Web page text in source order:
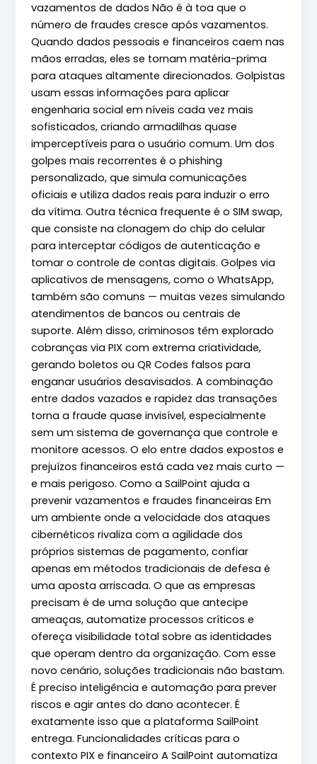
vazamentos de dados Não é à toa que o
número de fraudes cresce após vazamentos.
Quando dados pessoais e financeiros caem nas
mãos erradas, eles se tornam matéria-prima
para ataques altamente direcionados. Golpistas
usam essas informações para aplicar
engenharia social em níveis cada vez mais
sofisticados, criando armadilhas quase
imperceptíveis para o usuário comum. Um dos
golpes mais recorrentes é o phishing
personalizado, que simula comunicações
oficiais e utiliza dados reais para induzir o erro
da vítima. Outra técnica frequente é o SIM swap,
que consiste na clonagem do chip do celular
para interceptar códigos de autenticação e
tomar o controle de contas digitais. Golpes via
aplicativos de mensagens, como o WhatsApp,
também são comuns — muitas vezes simulando
atendimentos de bancos ou centrais de
suporte. Além disso, criminosos têm explorado
cobranças via PIX com extrema criatividade,
gerando boletos ou QR Codes falsos para
enganar usuários desavisados. A combinação
entre dados vazados e rapidez das transações
torna a fraude quase invisível, especialmente
sem um sistema de governança que controle e
monitore acessos. O elo entre dados expostos e
prejuízos financeiros está cada vez mais curto —
e mais perigoso. Como a SailPoint ajuda a
prevenir vazamentos e fraudes financeiras Em
um ambiente onde a velocidade dos ataques
cibernéticos rivaliza com a agilidade dos
próprios sistemas de pagamento, confiar
apenas em métodos tradicionais de defesa é
uma aposta arriscada. O que as empresas
precisam é de uma solução que antecipe
ameaças, automatize processos críticos e
ofereça visibilidade total sobre as identidades
que operam dentro da organização. Com esse
novo cenário, soluções tradicionais não bastam.
É preciso inteligência e automação para prever
riscos e agir antes do dano acontecer. É
exatamente isso que a plataforma SailPoint
entrega. Funcionalidades críticas para o
contexto PIX e financeiro A SailPoint automatiza